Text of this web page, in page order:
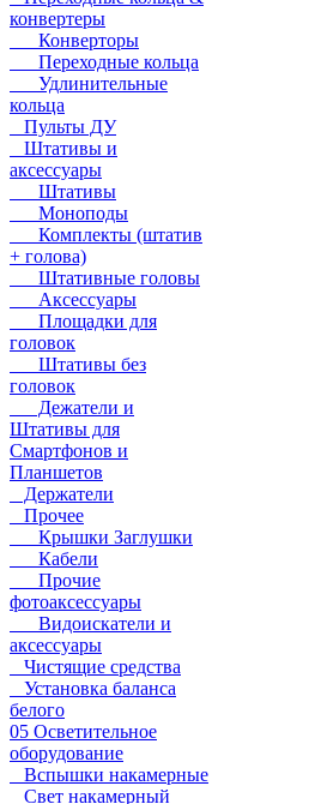
конвертеры
Конверторы
Переходные кольца
Удлинительные
кольца
Пульты ДУ
Штативы и
аксессуары
Штативы
Моноподы
Комплекты (штатив
+ голова)
Штативные головы
Аксессуары
Площадки для
головок
Штативы без
головок
Дежатели и
Штативы для
Смартфонов и
Планшетов
Держатели
Прочее
Крышки Заглушки
Кабели
Прочие
фотоаксессуары
Видоискатели и
аксессуары
Чистящие средства
Установка баланса
белого
05 Осветительное
оборудование
Вспышки накамерные
Свет накамерный